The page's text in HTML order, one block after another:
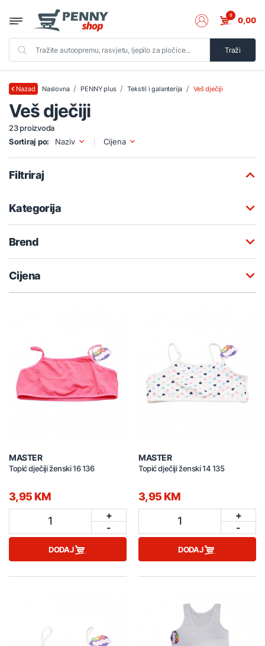
Traži
0 0,00
Nazad Naslovna PENNY plus Tekstil i galanterija Veš dječiji
Veš dječiji
23 proizvoda
Sortiraj po:
Naziv Cijena
Filtriraj
Kategorija
Brend
Cijena
MASTER
Topić dječiji ženski 16 136
3,95 KM
1
+
-
DODAJ
MASTER
Topić dječiji ženski 14 135
3,95 KM
1
+
-
DODAJ